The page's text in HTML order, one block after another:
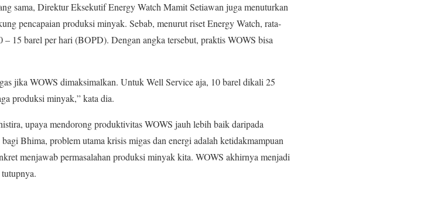
sama, Direktur Eksekutif Energy Watch Mamit Setiawan juga menuturkan
pencapaian produksi minyak. Sebab, menurut riset Energy Watch, rata-
15 barel per hari (BOPD). Dengan angka tersebut, praktis WOWS bisa
jika WOWS dimaksimalkan. Untuk Well Service aja, 10 barel dikali 25
produksi minyak,” kata dia.
upaya mendorong produktivitas WOWS jauh lebih baik daripada
Bhima, problem utama krisis migas dan energi adalah ketidakmampuan
menjawab permasalahan produksi minyak kita. WOWS akhirnya menjadi